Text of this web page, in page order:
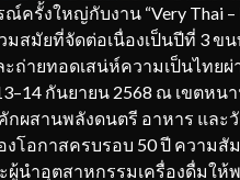
รั้งใหญ่กับงาน “Very Thai –
สมัยที่จัดต่อเนื่องเป็นปีที่ 3 ข
ถ่ายทอดเสน่ห์ความเป็นไทย
กันยายน 2568 ณ เขตห
กผสานพลังดนตรี อาหาร และ
โอกาสครบรอบ 50 ปี ความสั
นำอุตสาหกรรมเครื่องดื่มให้